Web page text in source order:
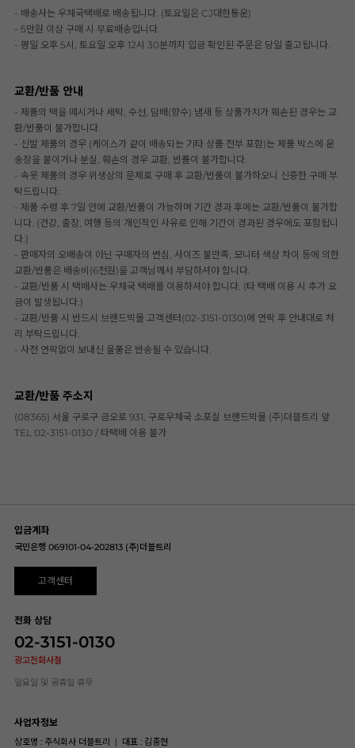
- 배송사는 우체국택배로 배송됩니다. (토요일은 CJ대한통운)
- 5만원 이상 구매 시 무료배송입니다.
- 평일 오후 5시, 토요일 오후 12시 30분까지 입금 확인된 주문은 당일 출고됩니다.
교환/반품 안내
- 제품의 택을 떼시거나 세탁, 수선, 담배(향수) 냄새 등 상품가치가 훼손된 경우는 교
환/반품이 불가합니다.
- 신발 제품의 경우 (케이스가 같이 배송되는 기타 상품 전부 포함)는 제품 박스에 운
송장을 붙이거나 분실, 훼손의 경우 교환, 반품이 불가합니다.
- 속옷 제품의 경우 위생상의 문제로 구매 후 교환/반품이 불가하오니 신중한 구매 부
탁드립니다.
- 제품 수령 후 7일 안에 교환/반품이 가능하며 기간 경과 후에는 교환/반품이 불가합
니다. (건강, 출장, 여행 등의 개인적인 사유로 인해 기간이 경과된 경우에도 포함됩니
다.)
- 판매자의 오배송이 아닌 구매자의 변심, 사이즈 불만족, 모니터 색상 차이 등에 의한
교환/반품은 배송비(6천원)을 고객님께서 부담하셔야 합니다.
- 교환/반품 시 택배사는 우체국 택배를 이용하셔야 합니다. (타 택배 이용 시 추가 요
금이 발생됩니다.)
- 교환/반품 시 반드시 브랜드빅몰 고객센터(02-3151-0130)에 연락 후 안내대로 처
리 부탁드립니다.
- 사전 연락없이 보내신 물품은 반송될 수 있습니다.
교환/반품 주소지
(08365) 서울 구로구 금오로 931, 구로우체국 소포실 브랜드빅몰 (주)더블트리 앞
TEL 02-3151-0130 / 타택배 이용 불가
입금계좌
국민은행 069101-04-202813 (주)더블트리
고객센터
전화 상담
02-3151-0130
광고전화사절
일요일 및 공휴일 휴무
사업자정보
상호명 : 주식회사 더블트리 | 대표 : 김종현